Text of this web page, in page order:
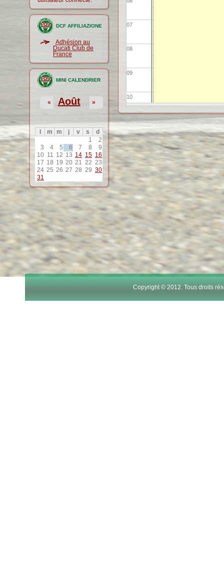
DCF AFFILIAZIONE
Adhésion au
Ducati Club de
France
MINI CALENDRIER
Août
« »
m m j v s
d
1
2
3
4 5 6 7 8
9
10 11 12 13 14 15 16
17 18 19 20 21 22 23
24 25 26 27 28 29 30
31
07
08
09
10
11
12
13
15
17
Copyright © 2012. Tous droits